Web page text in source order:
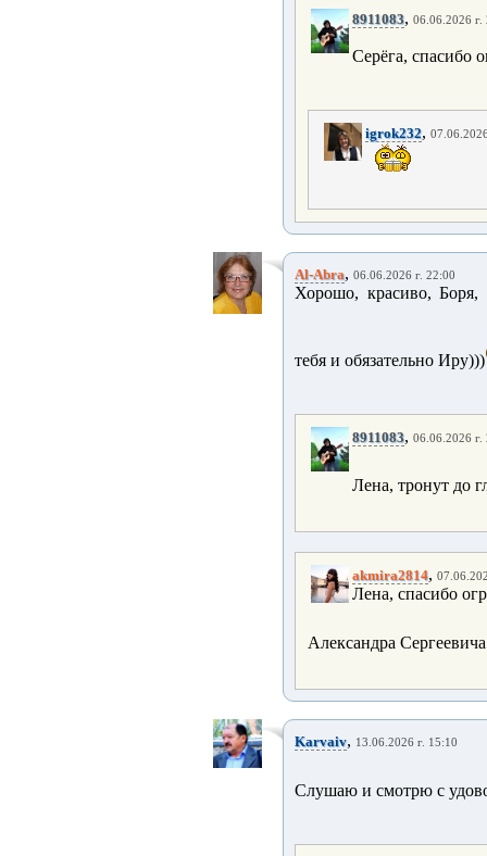
8911083, 06.06.2026 г.
Серёга, спасибо
igrok232,
Al-Abra, 06.06.2026 г. 22:00
Хорошо, красиво, Боря,
тебя и обязательно Иру)))
8911083, 06.06.2026 г.
Лена, тронут до
akmira2814,
Лена, спасибо
Александра
Karvaiv, 13.06.2026 г. 15:10
Слушаю и смотрю с